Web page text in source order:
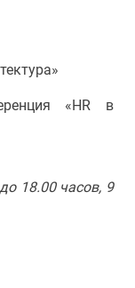
«HR в
18.00 часов, 9